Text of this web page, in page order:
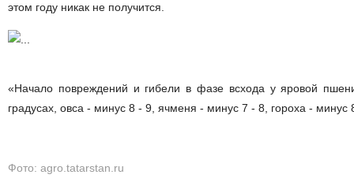
этом году никак не получится.
«Начало повреждений и гибели в фазе всхода у яровой
градусах, овса - минус 8 - 9, ячменя - минус 7 - 8, гороха - минус
Фото: agro.tatarstan.ru